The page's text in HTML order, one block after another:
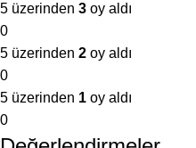
5 üzerinden 3 oy aldı
0
5 üzerinden 2 oy aldı
0
5 üzerinden 1 oy aldı
0